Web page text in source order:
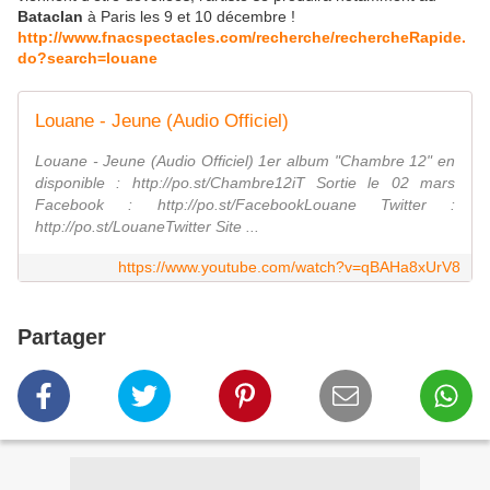
Bataclan à Paris les 9 et 10 décembre !
http://www.fnacspectacles.com/recherche/rechercheRapide.
do?search=louane
Louane - Jeune (Audio Officiel)
Louane - Jeune (Audio Officiel) 1er album "Chambre 12" en
disponible : http://po.st/Chambre12iT Sortie le 02 mars
Facebook : http://po.st/FacebookLouane Twitter :
http://po.st/LouaneTwitter Site ...
https://www.youtube.com/watch?v=qBAHa8xUrV8
Partager